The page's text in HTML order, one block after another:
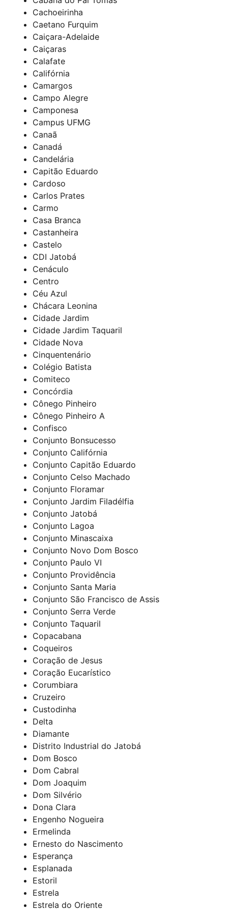
Cachoeirinha
Caetano Furquim
Caiçara-Adelaide
Caiçaras
Calafate
Califórnia
Camargos
Campo Alegre
Camponesa
Campus UFMG
Canaã
Canadá
Candelária
Capitão Eduardo
Cardoso
Carlos Prates
Carmo
Casa Branca
Castanheira
Castelo
CDI Jatobá
Cenáculo
Centro
Céu Azul
Chácara Leonina
Cidade Jardim
Cidade Jardim Taquaril
Cidade Nova
Cinquentenário
Colégio Batista
Comiteco
Concórdia
Cônego Pinheiro
Cônego Pinheiro A
Confisco
Conjunto Bonsucesso
Conjunto Califórnia
Conjunto Capitão Eduardo
Conjunto Celso Machado
Conjunto Floramar
Conjunto Jardim Filadélfia
Conjunto Jatobá
Conjunto Lagoa
Conjunto Minascaixa
Conjunto Novo Dom Bosco
Conjunto Paulo VI
Conjunto Providência
Conjunto Santa Maria
Conjunto São Francisco de Assis
Conjunto Serra Verde
Conjunto Taquaril
Copacabana
Coqueiros
Coração de Jesus
Coração Eucarístico
Corumbiara
Cruzeiro
Custodinha
Delta
Diamante
Distrito Industrial do Jatobá
Dom Bosco
Dom Cabral
Dom Joaquim
Dom Silvério
Dona Clara
Engenho Nogueira
Ermelinda
Ernesto do Nascimento
Esperança
Esplanada
Estoril
Estrela
Estrela do Oriente